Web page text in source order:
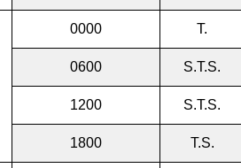
0000 T.
0600 S.T.S.
1200 S.T.S.
1800 T.S.